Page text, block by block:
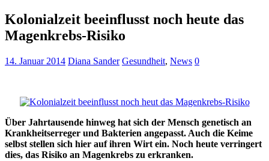
Kolonialzeit beeinflusst noch heute das
Magenkrebs-Risiko
14. Januar 2014 Diana Sander Gesundheit, News 0
Über Jahrtausende hinweg hat sich der Mensch genetisch an
Krankheitserreger und Bakterien angepasst. Auch die Keime
selbst stellen sich hier auf ihren Wirt ein. Noch heute verringert
dies, das Risiko an Magenkrebs zu erkranken.